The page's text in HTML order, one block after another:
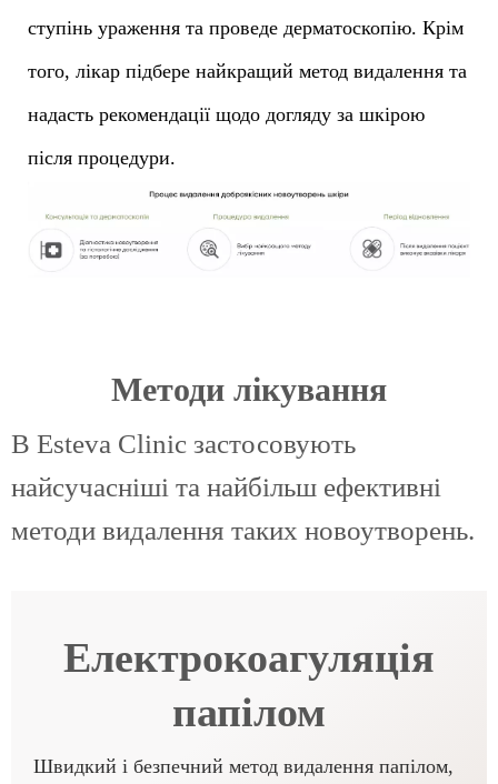
ступінь ураження та проведе дерматоскопію. Крім
того, лікар підбере найкращий метод видалення та
надасть рекомендації щодо догляду за шкірою
після процедури.
Методи лікування
В Esteva Clinic застосовують
найсучасніші та найбільш ефективні
методи видалення таких новоутворень.
Електрокоагуляція
папілом
Швидкий і безпечний метод видалення папілом,